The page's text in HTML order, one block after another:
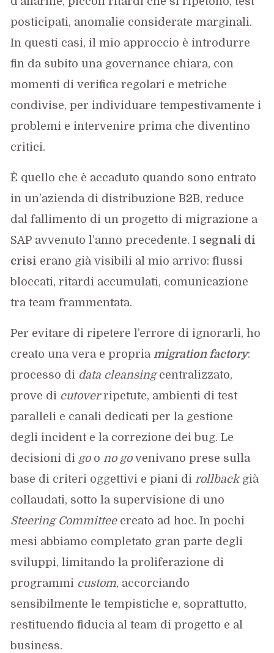
posticipati, anomalie considerate marginali.
In questi casi, il mio approccio è introdurre
fin da subito una governance chiara, con
momenti di verifica regolari e metriche
condivise, per individuare tempestivamente i
problemi e intervenire prima che diventino
critici.
È quello che è accaduto quando sono entrato
in un’azienda di distribuzione B2B, reduce
dal fallimento di un progetto di migrazione a
SAP avvenuto l’anno precedente. I segnali di
crisi erano già visibili al mio arrivo: flussi
bloccati, ritardi accumulati, comunicazione
tra team frammentata.
Per evitare di ripetere l’errore di ignorarli, ho
creato una vera e propria migration factory:
processo di data cleansingcentralizzato,
prove di cutoverripetute, ambienti di test
paralleli e canali dedicati per la gestione
degli incident e la correzione dei bug. Le
decisioni di goo no govenivano prese sulla
base di criteri oggettivi e piani di rollbackgià
collaudati, sotto la supervisione di uno
Steering Committeecreato ad hoc. In pochi
mesi abbiamo completato gran parte degli
sviluppi, limitando la proliferazione di
programmi custom, accorciando
sensibilmente le tempistiche e, soprattutto,
restituendo fiducia al team di progetto e al
business.